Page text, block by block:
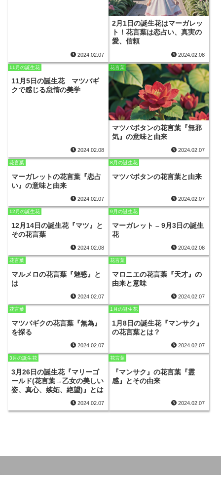
2024.02.07
2月1日の誕生花はマーガレッ
ト！花言葉は恋占い、真実の
愛、信頼
2024.02.08
11月の誕生花
11月5日の誕生花 マツバギ
クで感じる怠惰の美学
2024.02.08
花言葉
マツバボタンの花言葉『無邪
気』の意味と由来
2024.02.07
花言葉
マーガレットの花言葉『恋占
い』の意味と由来
2024.02.07
8月の誕生花
マツバボタンの花言葉と由来
2024.02.07
12月の誕生花
12月14日の誕生花『マツ』と
その花言葉
2024.02.08
9月の誕生花
マーガレット – 9月3日の誕生
花
2024.02.08
花言葉
マルメロの花言葉『魅惑』と
は
2024.02.07
花言葉
マロニエの花言葉『天才』の
由来と意味
2024.02.07
花言葉
マツバギクの花言葉『無為』
を探る
2024.02.07
1月の誕生花
1月8日の誕生花『マンサク』
の花言葉とは？
2024.02.07
3月の誕生花
3月26日の誕生花『マリーゴ
ールド(花言葉→乙女の美しい
姿、真心、嫉妬、絶望)』とは
2024.02.07
花言葉
『マンサク』の花言葉『霊
感』とその由来
2024.02.07